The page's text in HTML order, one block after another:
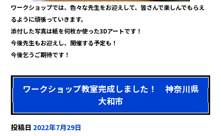
ワークショップでは、色々な先生をお迎えして、皆さんで楽しんでもらえ
るように頑張っていきます。
添付した写真は紙を何枚か使った3Dアートです！
今後先生もお迎えし、開催する予定も！
今後乞うご期待です！
ワークショップ教室完成しました！ 神奈川県
大和市
投稿日 2022年7月29日